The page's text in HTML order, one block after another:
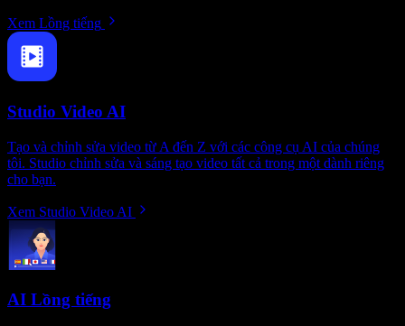
Xem Lồng tiếng
Studio Video AI
Tạo và chỉnh sửa video từ A đến Z với các công cụ AI của chúng
tôi. Studio chỉnh sửa và sáng tạo video tất cả trong một dành riêng
cho bạn.
Xem Studio Video AI
AI Lồng tiếng